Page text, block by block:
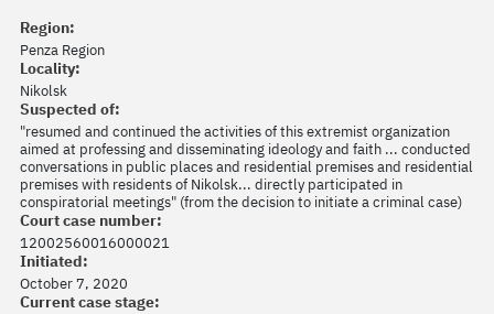
Region:
Penza Region
Locality:
Nikolsk
Suspected of:
"resumed and continued the activities of this extremist organization
aimed at professing and disseminating ideology and faith ... conducted
conversations in public places and residential premises and residential
premises with residents of Nikolsk... directly participated in
conspiratorial meetings" (from the decision to initiate a criminal case)
Court case number:
12002560016000021
Initiated:
October 7, 2020
Current case stage: